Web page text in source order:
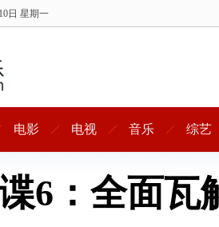
日 星期一
电影 电视 音乐 综艺
谍6：全面